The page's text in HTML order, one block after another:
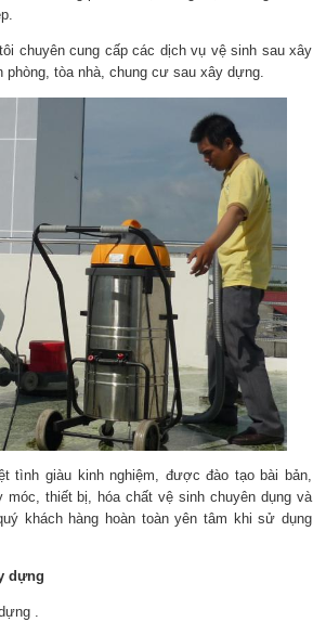
chuyên cung cấp các dịch vụ vệ sinh sau xây
tòa nhà, chung cư sau xây dựng.
tình giàu kinh nghiệm, được đào tạo bài bản,
móc, thiết bị, hóa chất vệ sinh chuyên dụng và
khách hàng hoàn toàn yên tâm khi sử dụng
dựng
.